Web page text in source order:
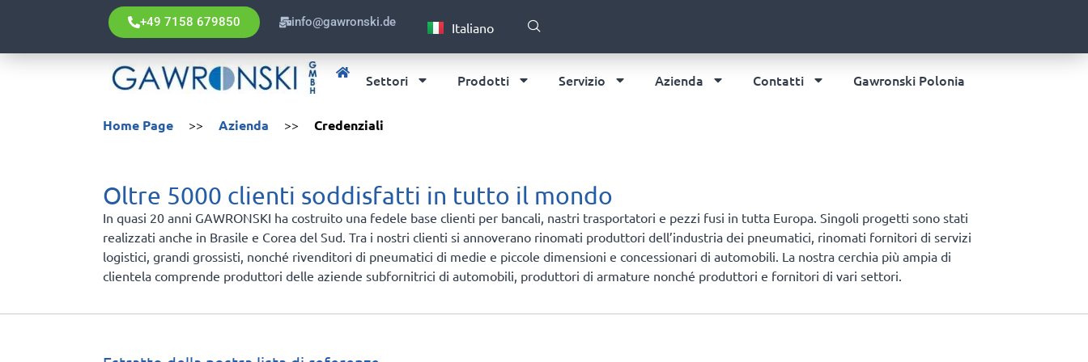
+49 7158 679850 info@gawronski.de Italiano
Deutsch
Settori Prodotti Servizio Azienda Contatti Gawronski Polonia
Home Page >> Azienda >> Credenziali
Oltre 5000 clienti soddisfatti in tutto il mondo
In quasi 20 anni GAWRONSKI ha costruito una fedele base clienti per bancali, nastri trasportatori e pezzi fusi in tutta Europa. Singoli progetti sono stati
realizzati anche in Brasile e Corea del Sud. Tra i nostri clienti si annoverano rinomati produttori dell’industria dei pneumatici, rinomati fornitori di servizi
logistici, grandi grossisti, nonché rivenditori di pneumatici di medie e piccole dimensioni e concessionari di automobili. La nostra cerchia più ampia di
clientela comprende produttori delle aziende subfornitrici di automobili, produttori di armature nonché produttori e fornitori di vari settori.